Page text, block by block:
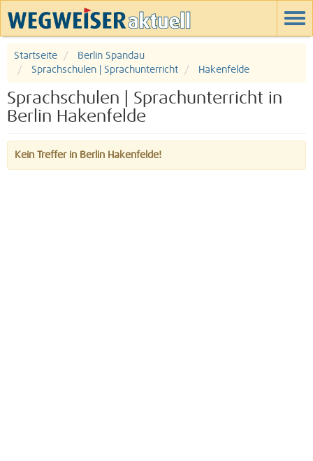
Startseite
Berlin Spandau
Sprachschulen | Sprachunterricht
Hakenfelde
Sprachschulen | Sprachunterricht in
Berlin Hakenfelde
Kein Treffer in Berlin Hakenfelde!